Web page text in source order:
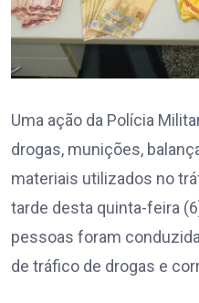
Uma ação da Polícia
drogas, munições,
materiais utilizados no
tarde desta quinta-feira
pessoas foram
de tráfico de drogas e